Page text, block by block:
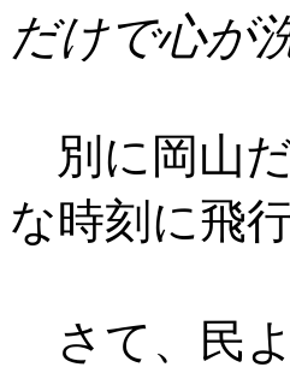
だけで心が
別に岡山
な時刻に飛
さて、民